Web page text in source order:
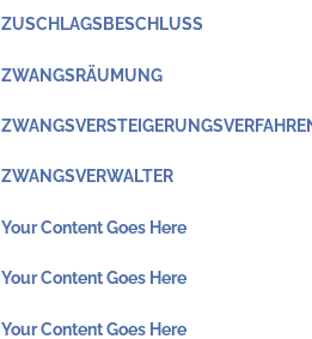
ZUSCHLAGSBESCHLUSS
ZWANGSRÄUMUNG
ZWANGSVERWALTER
Your Content Goes Here
Your Content Goes Here
Your Content Goes Here